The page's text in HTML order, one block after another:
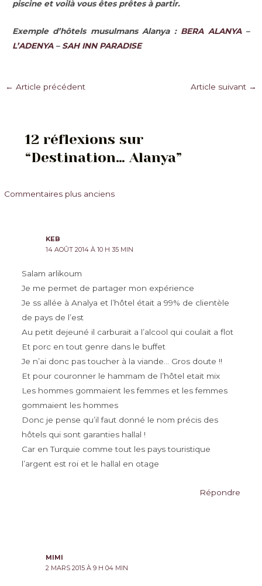
piscine et voilà vous êtes prêtes à partir.
Exemple d’hôtels musulmans Alanya : BERA ALANYA–
L’ADENYA– SAH INN PARADISE
Navigation
← Article précédent Article suivant →
12 réflexions sur
“Destination… Alanya”
Commentaires
Commentaires plus anciens
KEB
14 AOÛT 2014 À 10 H 35 MIN
Salam arlikoum
Je me permet de partager mon expérience
Je ss allée à Analya et l’hôtel était a 99% de clientèle
de pays de l’est
Au petit dejeuné il carburait a l’alcool qui coulait a flot
Et porc en tout genre dans le buffet
Je n’ai donc pas toucher à la viande… Gros doute !!
Et pour couronner le hammam de l’hôtel etait mix
Les hommes gommaient les femmes et les femmes
gommaient les hommes
Donc je pense qu’il faut donné le nom précis des
hôtels qui sont garanties hallal !
Car en Turquie comme tout les pays touristique
l’argent est roi et le hallal en otage
Répondre
MIMI
2 MARS 2015 À 9 H 04 MIN